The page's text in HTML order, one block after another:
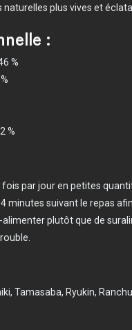
plus vives et
:
%
%
par jour en petites
minutes suivant le repas
plutôt que de
Tamasaba, Ryukin,